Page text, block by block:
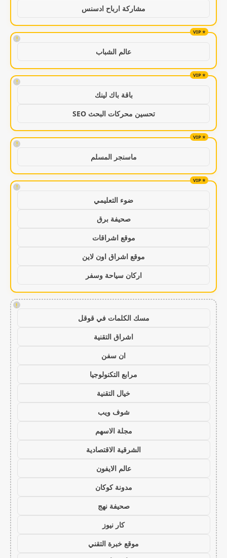
مشاركة ارباح ادسنس
!
عالم الشباب
!
باقة باك لينك
تحسين محركات البحث SEO
!
ماسنجر المسلم
!
ضوء التعليمي
صحيفة برق
موقع اشراقات
موقع اشراق اون لاين
اركان سياحة وسفر
!
مسك الكلمات في قوقل
اشراق التقنية
ان سفن
مرابع التكنولوجيا
خيال التقنية
شوف ويب
مجلة الاسهم
الشرقية الاقتصادية
عالم الايفون
مدونة كوكان
صحيفة نهج
كار نيوز
موقع خبرة التقني